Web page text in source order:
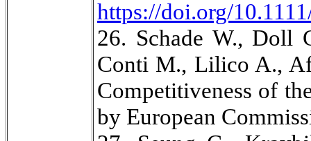
https://doi.org/
26. Schade W., Doll
Conti M., Lilico A.,
Competitiveness of
by European